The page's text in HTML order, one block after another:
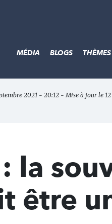
MÉDIA BLOGS THÈMES
2021 - 20:12 - Mise à jour le 12
la
être